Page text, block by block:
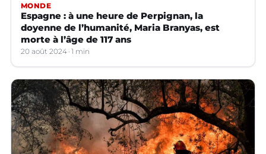
MONDE
Espagne : à une heure de Perpignan, la
doyenne de l’humanité, Maria Branyas, est
morte à l’âge de 117 ans
20 août 2024 1 min